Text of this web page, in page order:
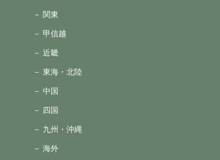
－ 関東
－ 甲信越
－ 近畿
－ 東海・北陸
－ 中国
－ 四国
－ 九州・沖縄
－ 海外